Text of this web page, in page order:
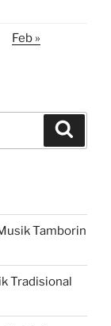
Feb »
Tamborin
Tradisional